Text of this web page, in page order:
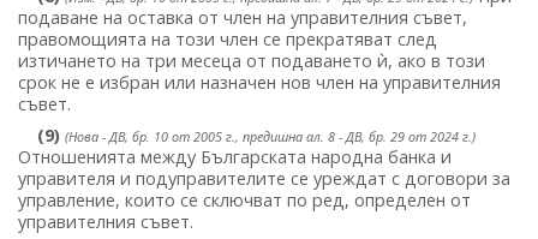
подаване на оставка от член на управителния съвет,
правомощията на този член се прекратяват след
изтичането на три месеца от подаването ѝ, ако в този
срок не е избран или назначен нов член на управителния
съвет.
(9) (Нова - ДВ, бр. 10 от 2005 г., предишна ал. 8 - ДВ, бр. 29 от 2024 г.)
Отношенията между Българската народна банка и
управителя и подуправителите се уреждат с договори за
управление, които се сключват по ред, определен от
управителния съвет.